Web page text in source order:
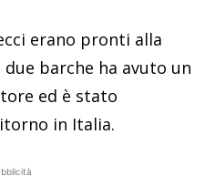
erano pronti alla
barche ha avuto un
ed è stato
in Italia.